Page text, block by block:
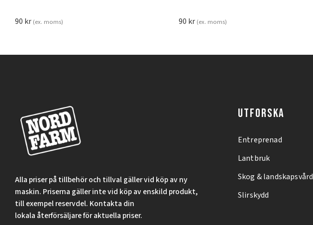
90 kr (ex. moms) 90 kr (ex. moms)
Alla priser på tillbehör och tillval gäller vid köp av ny
maskin. Priserna gäller inte vid köp av enskild produkt,
till exempel reservdel. Kontakta din
lokala återförsäljare för aktuella priser.
UTFORSKA
Entreprenad
Lantbruk
Skog & landskapsvård
Slirskydd